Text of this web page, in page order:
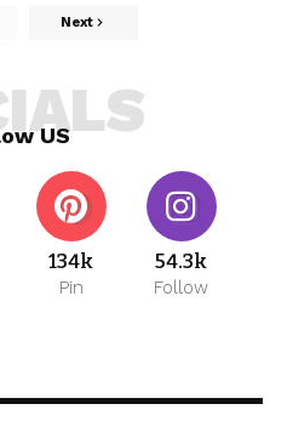
Next
US
134k
Pin
54.3k
Follow